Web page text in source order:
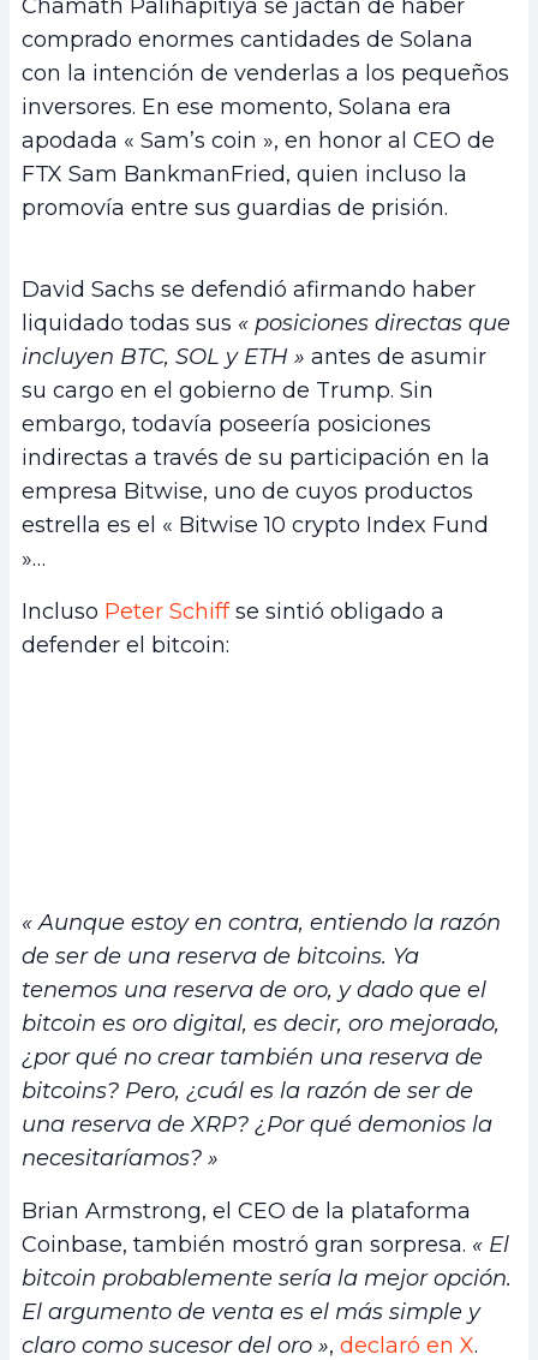
Chamath Palihapitiya se jactan de haber
comprado enormes cantidades de Solana
con la intención de venderlas a los pequeños
inversores. En ese momento, Solana era
apodada « Sam’s coin », en honor al CEO de
FTX Sam BankmanFried, quien incluso la
promovía entre sus guardias de prisión.
David Sachs se defendió afirmando haber
liquidado todas sus « posiciones directas que
incluyen BTC, SOL y ETH » antes de asumir
su cargo en el gobierno de Trump. Sin
embargo, todavía poseería posiciones
indirectas a través de su participación en la
empresa Bitwise, uno de cuyos productos
estrella es el « Bitwise 10 crypto Index Fund
»…
Incluso Peter Schiffse sintió obligado a
defender el bitcoin:
« Aunque estoy en contra, entiendo la razón
de ser de una reserva de bitcoins. Ya
tenemos una reserva de oro, y dado que el
bitcoin es oro digital, es decir, oro mejorado,
¿por qué no crear también una reserva de
bitcoins? Pero, ¿cuál es la razón de ser de
una reserva de XRP? ¿Por qué demonios la
necesitaríamos? »
Brian Armstrong, el CEO de la plataforma
Coinbase, también mostró gran sorpresa. « El
bitcoin probablemente sería la mejor opción.
El argumento de venta es el más simple y
claro como sucesor del oro », declaró en X.